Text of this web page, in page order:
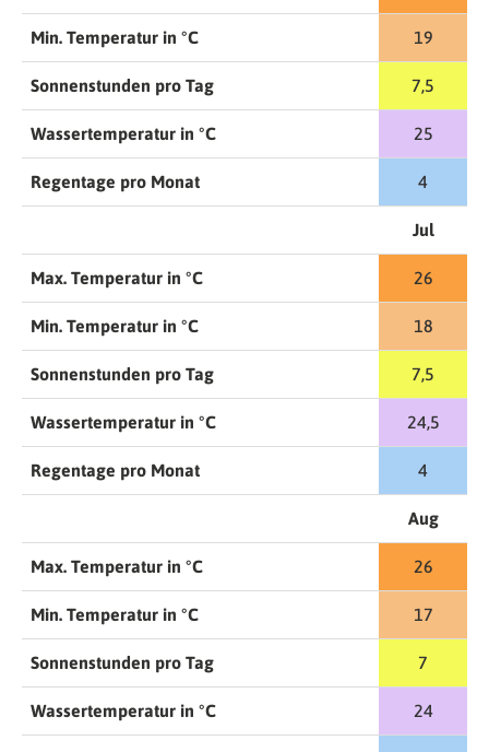
Min. Temperatur in °C 19
Sonnenstunden pro Tag 7,5
Wassertemperatur in °C 25
Regentage pro Monat 4
Jul
Max. Temperatur in °C 26
Min. Temperatur in °C 18
Sonnenstunden pro Tag 7,5
Wassertemperatur in °C 24,5
Regentage pro Monat 4
Aug
Max. Temperatur in °C 26
Min. Temperatur in °C 17
Sonnenstunden pro Tag 7
Wassertemperatur in °C 24